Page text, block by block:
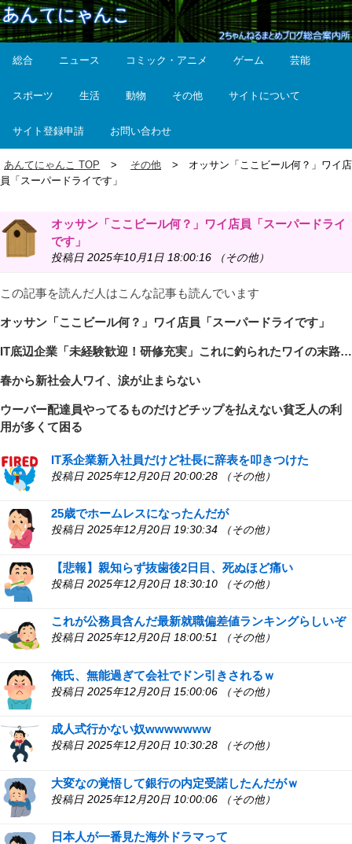
総合 ニュース コミック・アニメ ゲーム 芸能
スポーツ 生活 動物 その他 サイトについて
サイト登録申請 お問い合わせ
あんてにゃんこ TOP その他
オッサン「ここビール何？」ワイ店
員「スーパードライです」
オッサン「ここビール何？」ワイ店員「スーパードライ
です」
投稿日 2025年10月1日 18:00:16 （その他）
この記事を読んだ人はこんな記事も読んでいます
オッサン「ここビール何？」ワイ店員「スーパードライです」
IT底辺企業「未経験歓迎！研修充実」これに釣られたワイの末路…
春から新社会人ワイ、涙が止まらない
ウーバー配達員やってるものだけどチップを払えない貧乏人の利
用が多くて困る
IT系企業新入社員だけど社長に辞表を叩きつけた
投稿日 2025年12月20日 20:00:28 （その他）
25歳でホームレスになったんだが
投稿日 2025年12月20日 19:30:34 （その他）
【悲報】親知らず抜歯後2日目、死ぬほど痛い
投稿日 2025年12月20日 18:30:10 （その他）
これが公務員含んだ最新就職偏差値ランキングらしいぞ
投稿日 2025年12月20日 18:00:51 （その他）
俺氏、無能過ぎて会社でドン引きされるｗ
投稿日 2025年12月20日 15:00:06 （その他）
成人式行かない奴wwwwwww
投稿日 2025年12月20日 10:30:28 （その他）
大変なの覚悟して銀行の内定受諾したんだがｗ
投稿日 2025年12月20日 10:00:06 （その他）
日本人が一番見た海外ドラマって